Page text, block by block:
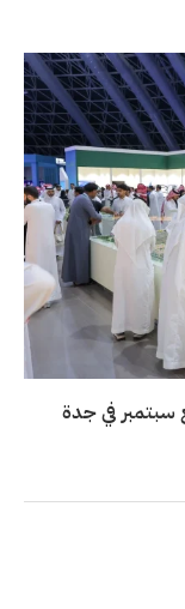
سبتمبر في جدة